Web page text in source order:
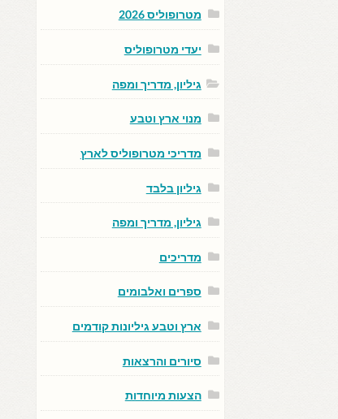
מטרופוליס 2026
יעדי מטרופוליס
גיליון, מדריך ומפה
מנוי ארץ וטבע
מדריכי מטרופוליס לארץ
גיליון בלבד
גיליון, מדריך ומפה
מדריכים
ספרים ואלבומים
ארץ וטבע גיליונות קודמים
סיורים והרצאות
הצעות מיוחדות